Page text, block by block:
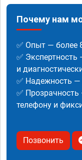
Почему нам
✅ Опыт — более
✅
и
✅ Надежность —
✅
телефону и
Позвонить